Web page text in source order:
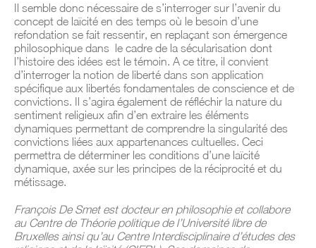
Il semble donc nécessaire de s’interroger sur l’avenir du
concept de laïcité en des temps où le besoin d’une
refondation se fait ressentir, en replaçant son émergence
philosophique dans le cadre de la sécularisation dont
l’histoire des idées est le témoin. A ce titre, il convient
d’interroger la notion de liberté dans son application
spécifique aux libertés fondamentales de conscience et de
convictions. Il s’agira également de réfléchir la nature du
sentiment religieux afin d’en extraire les éléments
dynamiques permettant de comprendre la singularité des
convictions liées aux appartenances cultuelles. Ceci
permettra de déterminer les conditions d’une laïcité
dynamique, axée sur les principes de la réciprocité et du
métissage.
François De Smet est docteur en philosophie et collabore
au Centre de Théorie politique de l’Université libre de
Bruxelles ainsi qu’au Centre Interdisciplinaire d’études des